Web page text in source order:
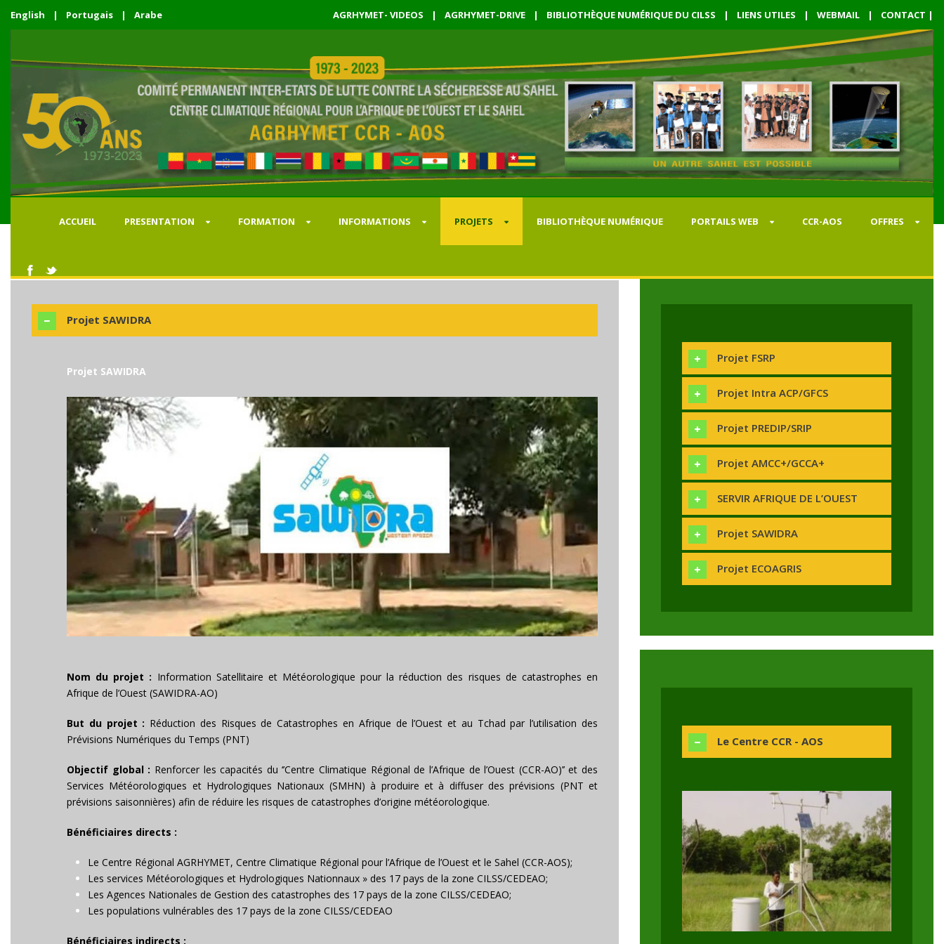
English | Portugais | Arabe AGRHYMET- VIDEOS | AGRHYMET-DRIVE | BIBLIOTHÈQUE NUMÉRIQUE DU CILSS | LIENS UTILES | WEBMAIL | CONTACT |
ACCUEIL PRESENTATION FORMATION INFORMATIONS PROJETS BIBLIOTHÈQUE NUMÉRIQUE PORTAILS WEB CCR-AOS OFFRES
Projet SAWIDRA
Projet SAWIDRA
Nom du projet : Information Satellitaire et Météorologique pour la réduction des risques de catastrophes en
Afrique de l’Ouest (SAWIDRA-AO)
But du projet : Réduction des Risques de Catastrophes en Afrique de l’Ouest et au Tchad par l’utilisation des
Prévisions Numériques du Temps (PNT)
Objectif global : Renforcer les capacités du ‘’Centre Climatique Régional de l’Afrique de l’Ouest (CCR-AO)’’ et des
Services Météorologiques et Hydrologiques Nationaux (SMHN) à produire et à diffuser des prévisions (PNT et
prévisions saisonnières) afin de réduire les risques de catastrophes d’origine météorologique.
Bénéficiaires directs :
Le Centre Régional AGRHYMET, Centre Climatique Régional pour l’Afrique de l’Ouest et le Sahel (CCR-AOS);
Les services Météorologiques et Hydrologiques Nationnaux » des 17 pays de la zone CILSS/CEDEAO;
Les Agences Nationales de Gestion des catastrophes des 17 pays de la zone CILSS/CEDEAO;
Les populations vulnérables des 17 pays de la zone CILSS/CEDEAO
Bénéficiaires indirects :
Projet FSRP
Projet Intra ACP/GFCS
Projet PREDIP/SRIP
Projet AMCC+/GCCA+
SERVIR AFRIQUE DE L’OUEST
Projet SAWIDRA
Projet ECOAGRIS
Le Centre CCR - AOS